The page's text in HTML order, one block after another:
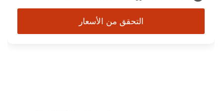
التحقق من الأسعار